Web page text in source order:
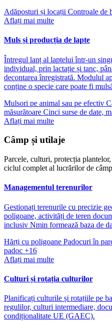
Adăposturi și locații Controale de
Aflați mai multe
Muls și producția de lapte
Întregul lanț al laptelui într-un
individual, prin lactație și tanc,
decontarea înregistrată. Modulul
conține o specie care poate fi
Mulsori pe animal sau pe efectiv
măsurătoare Cinci surse de date,
Aflați mai multe
Câmp și utilaje
Parcele, culturi, protecția
ciclul complet al lucrărilor de
Managementul terenurilor
Gestionați terenurile cu precizie
poligoane, activități de teren
inclusiv Nmin formează baza de
Hărți cu poligoane Padocuri în
padoc +16
Aflați mai multe
Culturi și rotația culturilor
Planificați culturile și rotațiile pe
regulilor, culturi intermediare,
condiționalitate UE (GAEC).